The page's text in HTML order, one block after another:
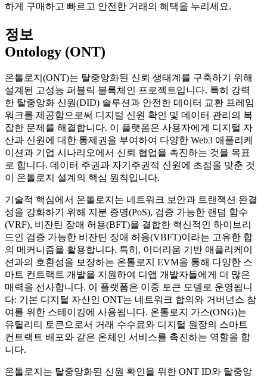
하게 구매하고 빠르고 안전한 거래의 혜택을 누리세요.
정보
Ontology (ONT)
온톨로지(ONT)는 탈중앙화된 신뢰 생태계를 구축하기 위해
설계된 고성능 퍼블릭 블록체인 프로젝트입니다. 특히 강력
한 탈중앙화 신원(DID) 솔루션과 안전한 데이터 교환 프레임
워크를 제공함으로써 디지털 신원 확인 및 데이터 관리의 복
잡한 문제를 해결합니다. 이 플랫폼은 사용자에게 디지털 자
산과 신원에 대한 통제권을 부여하여 다양한 Web3 애플리케
이션과 기업 시나리오에서 신뢰 협업을 촉진하는 것을 목표
로 합니다. 데이터 주권과 자기주권적 신원에 초점을 맞춘 것
이 온톨로지 설계의 핵심 원칙입니다.
기술적 핵심에서 온톨로지는 네트워크 보안과 트랜잭션 완결
성을 강화하기 위해 지분 증명(PoS), 검증 가능한 랜덤 함수
(VRF), 비잔틴 장애 허용(BFT)을 결합한 혁신적인 하이브리
드인 검증 가능한 비잔틴 장애 허용(VBFT)이라는 고유한 합
의 메커니즘을 활용합니다. 특히, 이더리움 기반 애플리케이
션과의 호환성을 보장하는 온톨로지 EVM을 통해 다양한 스
마트 컨트랙트 개발을 지원하여 디앱 개발자들에게 더 많은
매력을 선사합니다. 이 플랫폼은 이중 토큰 모델로 운영됩니
다: 기본 디지털 자산인 ONT는 네트워크 합의와 거버넌스 참
여를 위한 스테이킹에 사용됩니다. 온톨로지 가스(ONG)는
유틸리티 토큰으로서 거래 수수료와 디지털 원장의 스마트
컨트랙트 배포와 같은 온체인 서비스를 촉진하는 역할을 합
니다.
온톨로지는 탈중앙화된 신원 확인을 위한 ONT ID와 탈중앙